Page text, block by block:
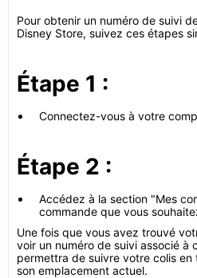
Pour obtenir un numéro de suivi
Disney Store, suivez ces étapes
Étape 1 :
Connectez-vous à votre
Étape 2 :
Accédez à la section "Mes
commande que vous
Une fois que vous avez trouvé
voir un numéro de suivi associé à
permettra de suivre votre colis
son emplacement actuel.